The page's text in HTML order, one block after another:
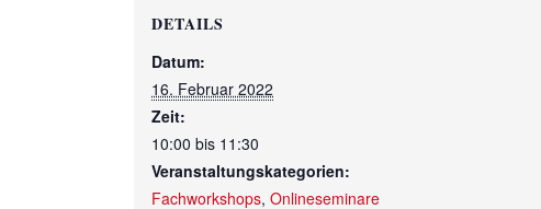
DETAILS
Datum:
16. Februar 2022
Zeit:
10:00 bis 11:30
Veranstaltungskategorien:
Fachworkshops, Onlineseminare